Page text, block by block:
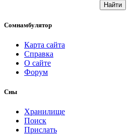
Найти
Сомнамбулятор
Карта сайта
Справка
О сайте
Форум
Сны
Хранилище
Поиск
Прислать